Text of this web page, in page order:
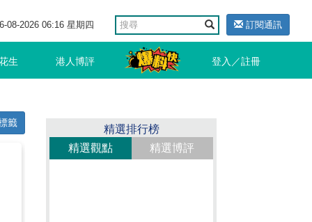
08-2026 06:16 星期四 訂閱通訊
生 港人博評 登入／註冊
籤
精選排行榜
精選觀點
精選博評